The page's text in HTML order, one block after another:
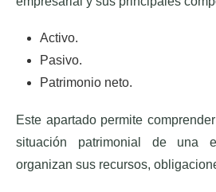
Activo.
Pasivo.
Patrimonio neto.
Este apartado permite
situación patrimonial de una
organizan sus recursos,